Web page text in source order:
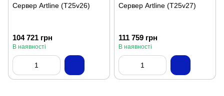
Сервер Artline (T25v26)
104 721 грн
В наявності
Сервер Artline (T25v27)
111 759 грн
В наявності